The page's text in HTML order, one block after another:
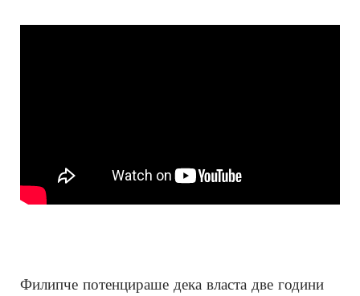
Филипче потенцираше дека власта две години